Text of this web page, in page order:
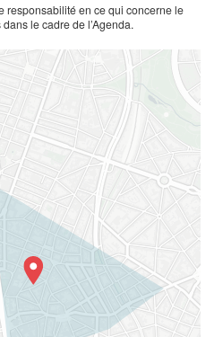
responsabilité en ce qui concerne le
le cadre de l’Agenda.